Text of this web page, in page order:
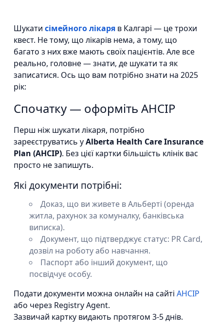
Шукати сімейного лікаря в Калгарі — це трохи
квест. Не тому, що лікарів нема, а тому, що
багато з них вже мають своїх пацієнтів. Але все
реально, головне — знати, де шукати та як
записатися. Ось що вам потрібно знати на 2025
рік:
Спочатку — оформіть AHCIP
Перш ніж шукати лікаря, потрібно
зареєструватись уAlberta Health Care Insurance
Plan (AHCIP). Без цієї картки більшість клінік вас
просто не запишуть.
Які документи потрібні:
Доказ, що ви живете в Альберті (оренда
житла, рахунок за комуналку, банківська
виписка).
Документ, що підтверджує статус: PR Card,
дозвіл на роботу або навчання.
Паспорт або інший документ, що
посвідчує особу.
Подати документи можна онлайн на сайті AHCIP
або через Registry Agent.
Зазвичай картку видають протягом 3-5 днів.